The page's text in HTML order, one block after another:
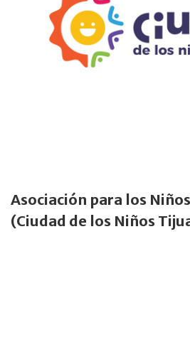
Asociación para los
(Ciudad de los Niños